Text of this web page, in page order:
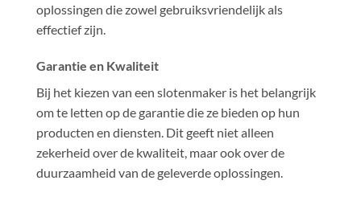
oplossingen die zowel gebruiksvriendelijk als
effectief zijn.
Garantie en Kwaliteit
Bij het kiezen van een slotenmaker is het belangrijk
om te letten op de garantie die ze bieden op hun
producten en diensten. Dit geeft niet alleen
zekerheid over de kwaliteit, maar ook over de
duurzaamheid van de geleverde oplossingen.